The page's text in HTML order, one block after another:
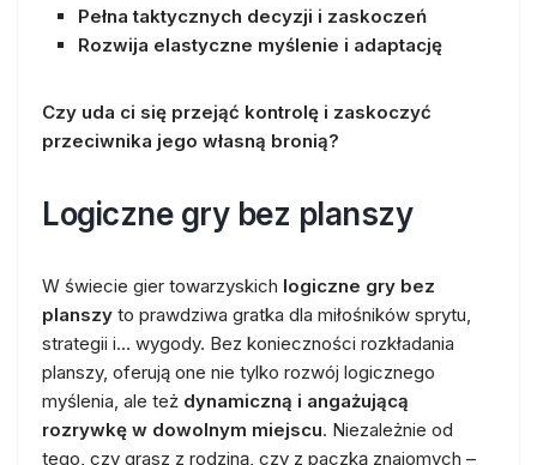
Pełna taktycznych decyzji i zaskoczeń
Rozwija elastyczne myślenie i adaptację
Czy uda ci się przejąć kontrolę i zaskoczyć
przeciwnika jego własną bronią?
Logiczne gry bez planszy
W świecie gier towarzyskich logiczne gry bez
planszy to prawdziwa gratka dla miłośników sprytu,
strategii i… wygody. Bez konieczności rozkładania
planszy, oferują one nie tylko rozwój logicznego
myślenia, ale też dynamiczną i angażującą
rozrywkę w dowolnym miejscu. Niezależnie od
tego, czy grasz z rodziną, czy z paczką znajomych –